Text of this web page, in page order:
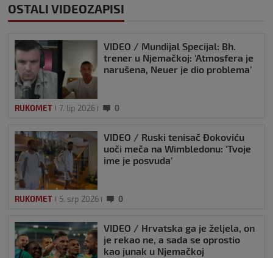
OSTALI VIDEOZAPISI
VIDEO / Mundijal Specijal: Bh.
trener u Njemačkoj: ‘Atmosfera je
narušena, Neuer je dio problema’
RUKOMET 7. lip 2026 0
VIDEO / Ruski tenisač Đokoviću
uoči meča na Wimbledonu: ‘Tvoje
ime je posvuda’
RUKOMET 5. srp 2026 0
VIDEO / Hrvatska ga je željela, on
je rekao ne, a sada se oprostio
kao junak u Njemačkoj